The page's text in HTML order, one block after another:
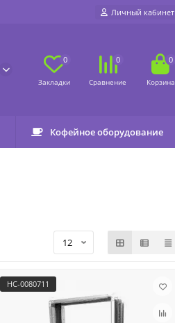
Личный кабинет
0 0 0
Кофейное оборудование
НС-0080711